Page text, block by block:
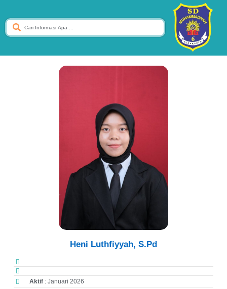
Heni Luthfiyyah, S.Pd
Aktif : Januari 2026